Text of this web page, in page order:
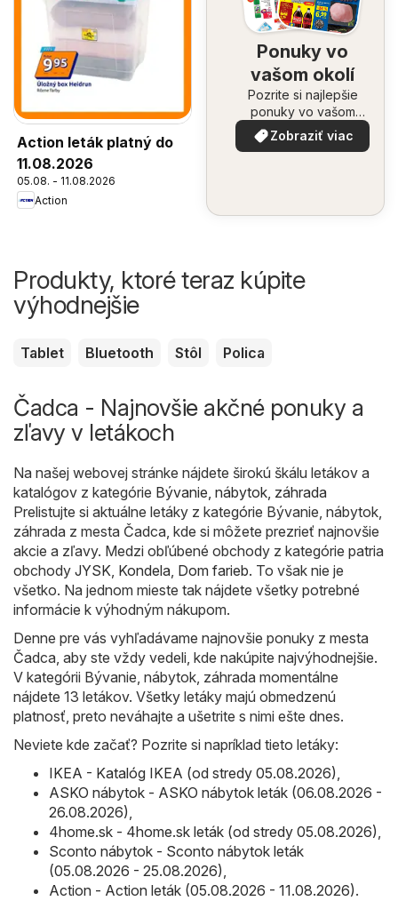
Action leták platný do
11.08.2026
05.08. - 11.08.2026
Action
Ponuky vo
vašom okolí
Pozrite si najlepšie
ponuky vo vašom
okolí
Zobraziť viac
Produkty, ktoré teraz kúpite
výhodnejšie
Tablet Bluetooth Stôl Polica
Čadca - Najnovšie akčné ponuky a
zľavy v letákoch
Na našej webovej stránke nájdete širokú škálu letákov a
katalógov z kategórie Bývanie, nábytok, záhrada
Prelistujte si aktuálne letáky z kategórie Bývanie, nábytok,
záhrada z mesta Čadca, kde si môžete prezrieť najnovšie
akcie a zľavy. Medzi obľúbené obchody z kategórie patria
obchody JYSK, Kondela, Dom farieb. To však nie je
všetko. Na jednom mieste tak nájdete všetky potrebné
informácie k výhodným nákupom.
Denne pre vás vyhľadávame najnovšie ponuky z mesta
Čadca, aby ste vždy vedeli, kde nakúpite najvýhodnejšie.
V kategórii Bývanie, nábytok, záhrada momentálne
nájdete 13 letákov. Všetky letáky majú obmedzenú
platnosť, preto neváhajte a ušetrite s nimi ešte dnes.
Neviete kde začať? Pozrite si napríklad tieto letáky:
IKEA - Katalóg IKEA (od stredy 05.08.2026),
ASKO nábytok - ASKO nábytok leták (06.08.2026 -
26.08.2026),
4home.sk - 4home.sk leták (od stredy 05.08.2026),
Sconto nábytok - Sconto nábytok leták
(05.08.2026 - 25.08.2026),
Action - Action leták (05.08.2026 - 11.08.2026).